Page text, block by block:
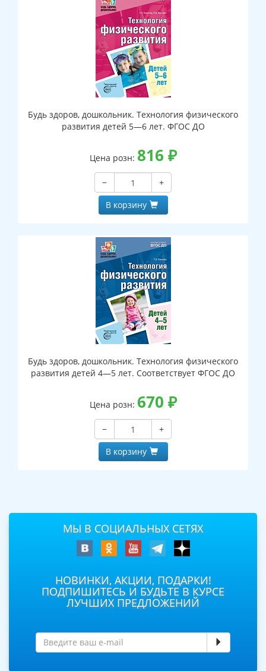
Будь здоров, дошкольник. Технология физического
развития детей 5—6 лет. ФГОС ДО
Цена розн: 816 ₽
−
+
В корзину
Будь здоров, дошкольник. Технология физического
развития детей 4—5 лет. Соответствует ФГОС ДО
Цена розн: 670 ₽
−
+
В корзину
МЫ В СОЦИАЛЬНЫХ СЕТЯХ
НОВИНКИ, АКЦИИ, ПОДАРКИ!
ПОДПИШИТЕСЬ И БУДЬТЕ В КУРСЕ
ЛУЧШИХ ПРЕДЛОЖЕНИЙ